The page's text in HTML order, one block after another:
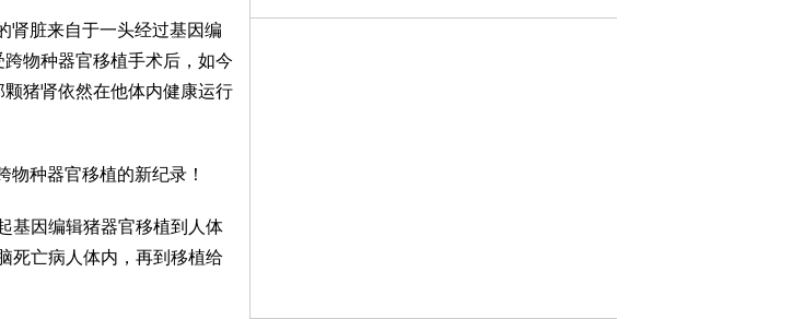
肾脏来自于一头经过基因编
物种器官移植手术后，如今
猪肾依然在他体内健康运行
物种器官移植的新纪录！
基因编辑猪器官移植到人体
死亡病人体内，再到移植给